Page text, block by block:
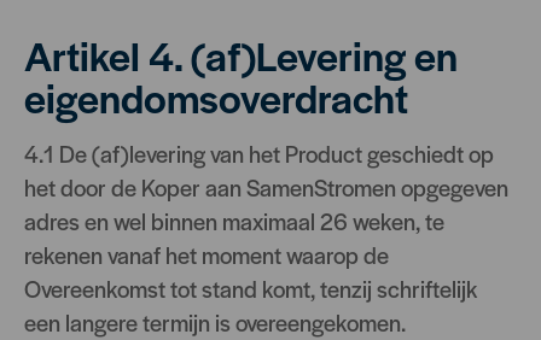
Artikel 4. (af)Levering en
eigendomsoverdracht
4.1 De (af)levering van het Product geschiedt op
het door de Koper aan SamenStromen opgegeven
adres en wel binnen maximaal 26 weken, te
rekenen vanaf het moment waarop de
Overeenkomst tot stand komt, tenzij schriftelijk
een langere termijn is overeengekomen.